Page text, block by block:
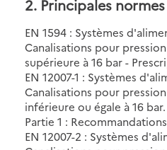
2. Principales
EN 1594 : Systèmes
Canalisations pour
supérieure à 16 bar -
EN 12007-1 : Systèmes
Canalisations pour
inférieure ou égale à 16 bar.
Partie 1 :
EN 12007-2 : Systèmes